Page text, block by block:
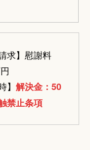
求】 慰謝料
】 解決金：50
禁止条項